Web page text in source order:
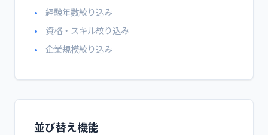
経験年数絞り込み
資格・スキル絞り込み
企業規模絞り込み
並び替え機能